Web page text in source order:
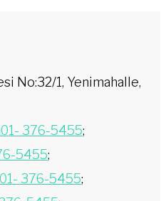
No:32/1, Yenimahalle,
376-5455;
5455;
376-5455;